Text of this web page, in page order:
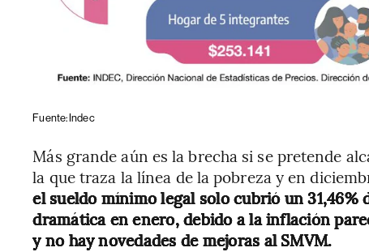
Fuente: Indec
Más grande aún es la brecha si se pretende
la que traza la línea de la pobreza y en
el sueldo mínimo legal solo cubrió un 31,46%
dramática en enero, debido a la inflación
y no hay novedades de mejoras al SMVM.